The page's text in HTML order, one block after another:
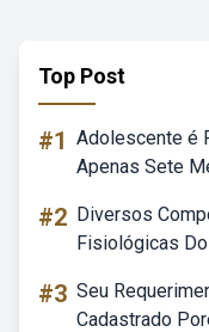
Top Post
#1 Adolescente é
Apenas Sete
#2 Diversos
Fisiológicas
#3 Seu
Cadastrado